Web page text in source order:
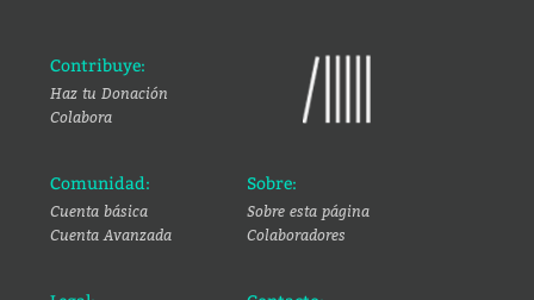
Contribuye:
Haz tu Donación
Colabora
Comunidad:
Cuenta básica
Cuenta Avanzada
Sobre:
Sobre esta página
Colaboradores